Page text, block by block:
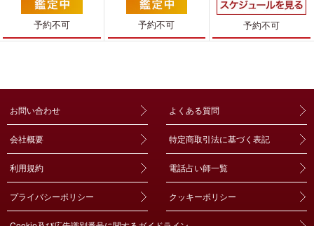
予約不可 予約不可 予約不可
お問い合わせ よくある質問
会社概要 特定商取引法に基づく表記
利用規約 電話占い師一覧
プライバシーポリシー クッキーポリシー